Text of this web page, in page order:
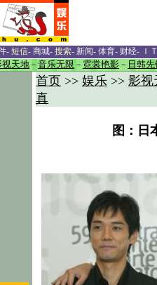
- 短信- 商城- 搜索- 新闻- 体育- 财经- Ｉ
视天地 － 音乐无限 － 霓裳艳影 － 日韩先
首页 >> 娱乐 >> 影视
真
图：日